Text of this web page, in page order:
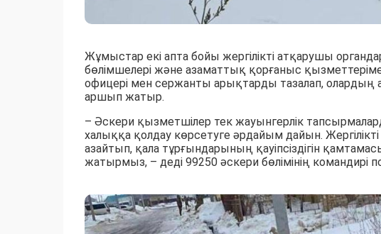
Жұмыстар екі апта бойы жергілікті атқарушы
бөлімшелері және азаматтық қорғаныс
офицері мен сержанты арықтарды тазалап, олардың
аршып жатыр.
– Әскери қызметшілер тек жауынгерлік
халыққа қолдау көрсетуге әрдайым дайын.
азайтып, қала тұрғындарының қауіпсіздігін
жатырмыз, – деді 99250 әскери бөлімінің командирі